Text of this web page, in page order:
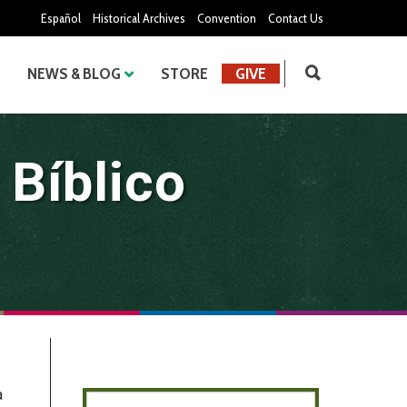
Español Historical Archives Convention Contact Us
NEWS & BLOG STORE GIVE